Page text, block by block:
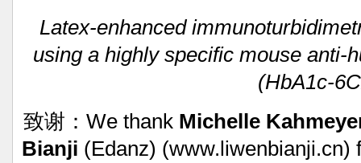
Latex-enhanced
usingahighlyspecificmouseanti-
(HbA1c-
致谢：We thank Michelle
Bianji (Edanz) (www.liwenbianji.cn)